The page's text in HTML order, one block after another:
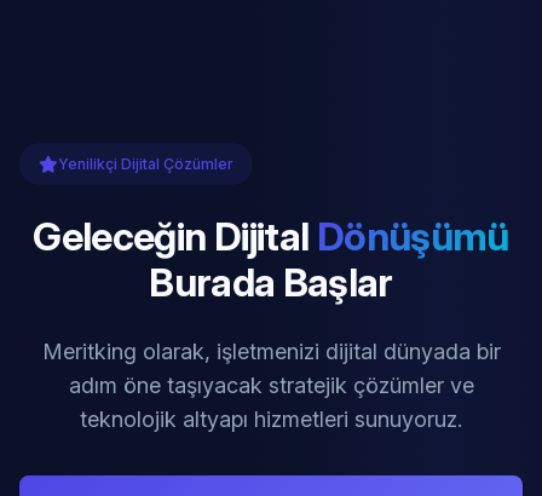
Yenilikçi Dijital Çözümler
Geleceğin Dijital Dönüşümü
Burada Başlar
Meritking olarak, işletmenizi dijital dünyada bir
adım öne taşıyacak stratejik çözümler ve
teknolojik altyapı hizmetleri sunuyoruz.